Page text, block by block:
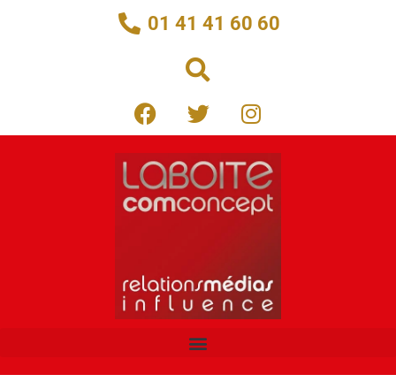
01 41 41 60 60